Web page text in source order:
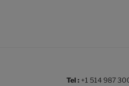
Tel : +1 514 987